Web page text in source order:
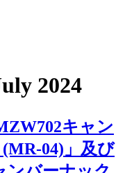
2024
キャン
04)」及び